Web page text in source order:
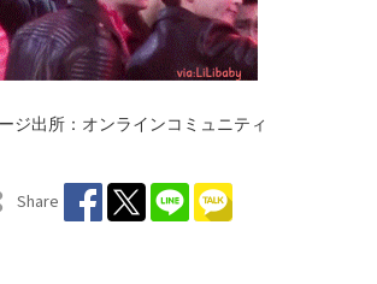
ジ出所：オンラインコミュニティ
Share